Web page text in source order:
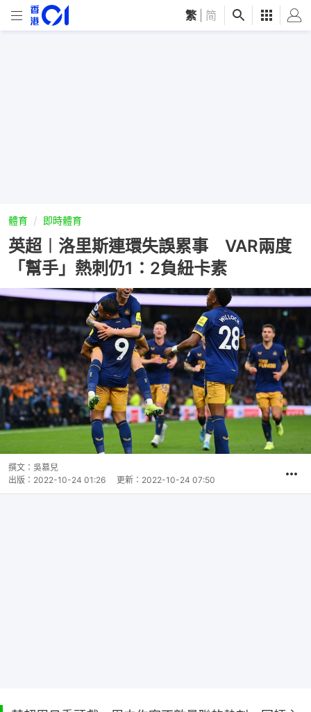
繁 简
體育 即時體育
英超︱洛里斯連環失誤累事 VAR兩度
「幫手」熱刺仍1：2負紐卡素
撰文： 吳慕兒
出版： 2022-10-24 01:26 更新： 2022-10-24 07:50